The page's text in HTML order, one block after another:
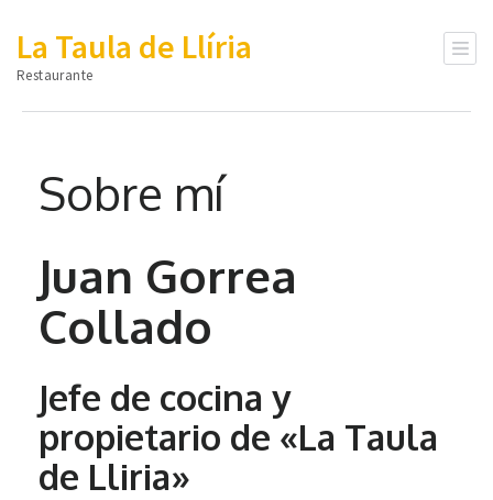
La Taula de Llíria
Restaurante
Sobre mí
Juan Gorrea
Collado
Jefe de cocina y
propietario de «La Taula
de Lliria»